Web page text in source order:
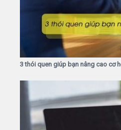
3 thói quen giúp bạn nâng cao cơ